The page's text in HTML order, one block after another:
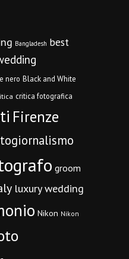
Bangladesh best
nero Black and White
critica fotografica
Firenze
groom
luxury wedding
Nikon Nikon